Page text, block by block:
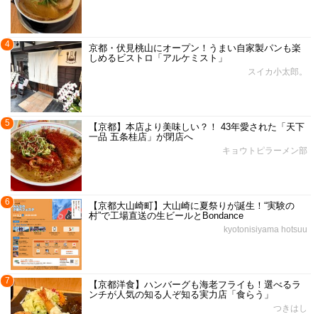
4
京都・伏見桃山にオープン！うまい自家製パンも楽
しめるビストロ「アルケミスト」
スイカ小太郎。
5
【京都】本店より美味しい？！ 43年愛された「天下
一品 五条桂店」が閉店へ
キョウトピラーメン部
6
【京都大山崎町】大山崎に夏祭りが誕生！“実験の
村”で工場直送の生ビールとBondance
kyotonisiyama hotsuu
7
【京都洋食】ハンバーグも海老フライも！選べるラ
ンチが人気の知る人ぞ知る実力店「食らう」
つきはし